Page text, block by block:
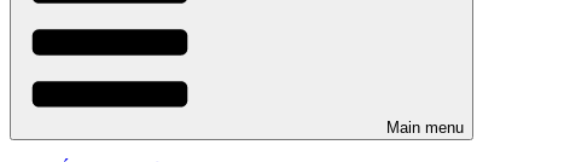
Main menu